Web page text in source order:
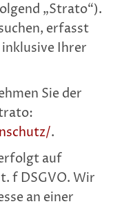
„Strato“).
erfasst
Ihrer
Sie der
.
auf
f DSGVO. Wir
an einer